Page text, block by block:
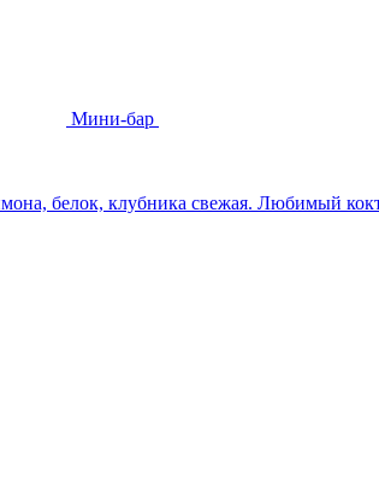
Мини-бар
белок, клубника свежая. Любимый